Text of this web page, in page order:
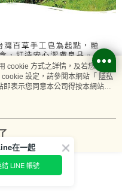
cookie 方式之詳情，及若您不希
設定，請參閱本網站「 隱私
即表示您同意本公司得按本網站使
在一起
結 LINE 帳號